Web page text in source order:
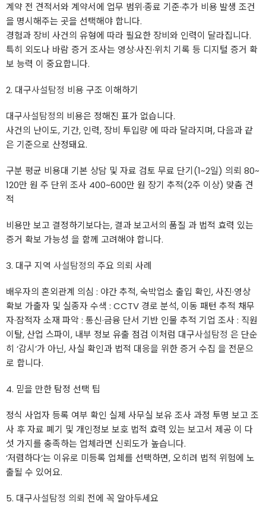
계약 전 견적서와 계약서에 업무 범위·종료 기준·추가 비용 발생 조건
을 명시해주는 곳을 선택해야 합니다.
경험과 장비 사건의 유형에 따라 필요한 장비와 인력이 달라집니다.
특히 외도나 바람 증거 조사는 영상·사진·위치 기록 등 디지털 증거 확
보 능력 이 중요합니다.
2. 대구사설탐정 비용 구조 이해하기
대구사설탐정의 비용은 정해진 표가 없습니다.
사건의 난이도, 기간, 인력, 장비 투입량 에 따라 달라지며, 다음과 같
은 기준으로 산정돼요.
구분 평균 비용대 기본 상담 및 자료 검토 무료 단기(1~2일) 의뢰 80~
120만 원 주 단위 조사 400~600만 원 장기 추적(2주 이상) 맞춤 견
적
비용만 보고 결정하기보다는, 결과 보고서의 품질 과 법적 효력 있는
증거 확보 가능성 을 함께 고려해야 합니다.
3. 대구 지역 사설탐정의 주요 의뢰 사례
배우자의 혼외관계 의심 : 야간 추적, 숙박업소 출입 확인, 사진·영상
확보 가출자 및 실종자 수색 : CCTV 경로 분석, 이동 패턴 추적 채무
자·잠적자 소재 파악 : 통신·금융 단서 기반 인물 추적 기업 조사 : 직원
이탈, 산업 스파이, 내부 정보 유출 점검 이처럼 대구사설탐정 은 단순
히 ‘감시’가 아닌, 사실 확인과 법적 대응을 위한 증거 수집 을 전문으
로 합니다.
4. 믿을 만한 탐정 선택 팁
정식 사업자 등록 여부 확인 실제 사무실 보유 조사 과정 투명 보고 조
사 후 자료 폐기 및 개인정보 보호 법적 효력 있는 보고서 제공 이 다
섯 가지를 충족하는 업체라면 신뢰도가 높습니다.
‘저렴하다’는 이유로 미등록 업체를 선택하면, 오히려 법적 위험에 노
출될 수 있어요.
5. 대구사설탐정 의뢰 전에 꼭 알아두세요